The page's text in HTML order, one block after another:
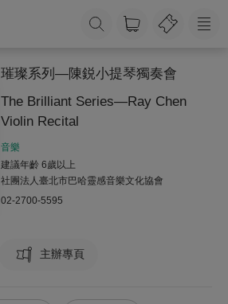
璀璨系列—陳鋭小提琴獨奏會
The Brilliant Series—Ray Chen
Violin Recital
音樂
建議年齡 6歲以上
社團法人臺北市巴哈靈感音樂文化協會
02-2700-5595
主辦專頁